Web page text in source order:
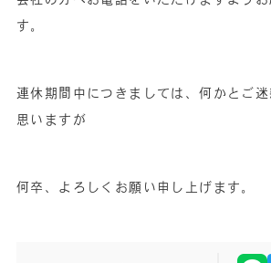
す。
連休期間中につきましては、何かとご
思いますが
何卒、よろしくお願い申し上げます。